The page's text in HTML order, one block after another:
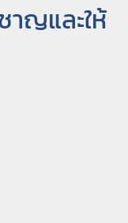
าญและให้